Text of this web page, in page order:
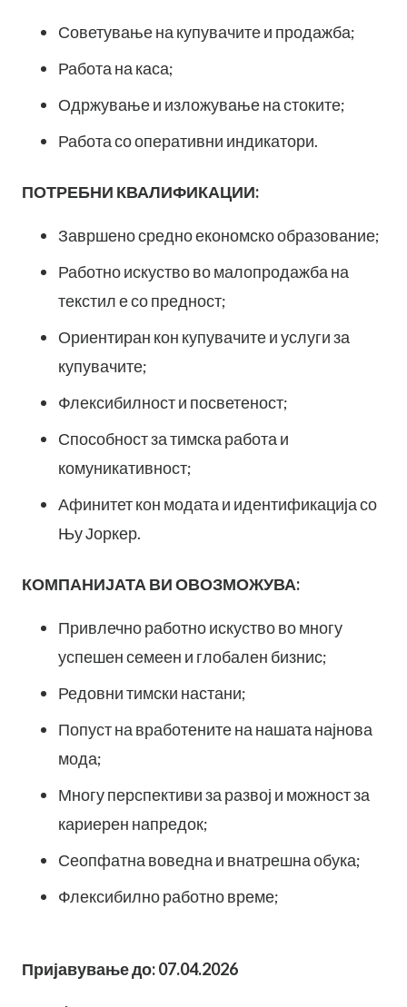
Советување на купувачите и продажба;
Работа на каса;
Одржување и изложување на стоките;
Работа со оперативни индикатори.
ПОТРЕБНИ КВАЛИФИКАЦИИ:
Завршено средно економско образование;
Работно искуство во малопродажба на
текстил е со предност;
Ориентиран кон купувачите и услуги за
купувачите;
Флексибилност и посветеност;
Способност за тимска работа и
комуникативност;
Афинитет кон модата и идентификација со
Њу Јоркер.
КОМПАНИЈАТА ВИ ОВОЗМОЖУВА:
Привлечно работно искуство во многу
успешен семеен и глобален бизнис;
Редовни тимски настани;
Попуст на вработените на нашата најнова
мода;
Многу перспективи за развој и можност за
кариерен напредок;
Сеопфатна воведна и внатрешна обука;
Флексибилно работно време;
Пријавување до: 07.04.2026